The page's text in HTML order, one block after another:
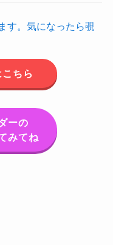
す。気になったら覗
ちら
ーの
みてね